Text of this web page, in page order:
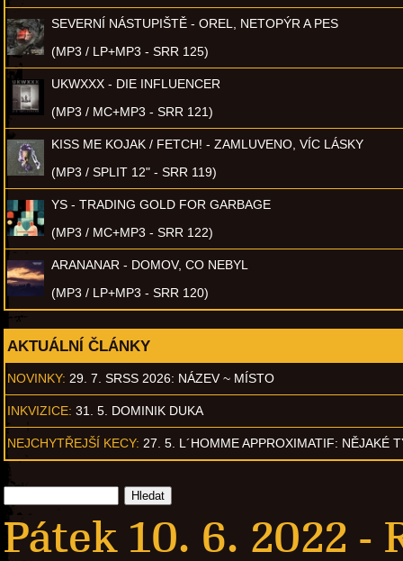
SEVERNÍ NÁSTUPIŠTĚ - OREL, NETOPÝR A PES
(MP3 / LP+MP3 - SRR 125)
UKWXXX - DIE INFLUENCER
(MP3 / MC+MP3 - SRR 121)
KISS ME KOJAK / FETCH! - ZAMLUVENO, VÍC LÁSKY
(MP3 / SPLIT 12" - SRR 119)
YS - TRADING GOLD FOR GARBAGE
(MP3 / MC+MP3 - SRR 122)
ARANANAR - DOMOV, CO NEBYL
(MP3 / LP+MP3 - SRR 120)
AKTUÁLNÍ ČLÁNKY
NOVINKY: 29. 7. SRSS 2026: NÁZEV ~ MÍSTO
INKVIZICE: 31. 5. DOMINIK DUKA
NEJCHYTŘEJŠÍ KECY: 27. 5. L´HOMME APPROXIMATIF: NĚJAKÉ
Pátek 10. 6. 2022 -